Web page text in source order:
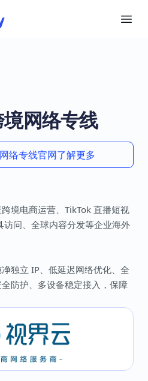
网络专线
络专线官网了解更多
境电商运营、TikTok 直播短视
问、全球内容分发等企业海外
独立 IP、低延迟网络优化、全
防护、多设备稳定接入，保障